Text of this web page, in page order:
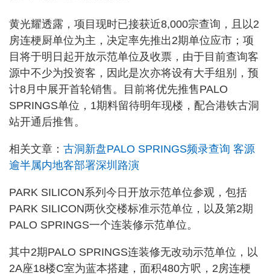
黄光耀透露，项目现时已接获近8,000宗查询，且以2
房连梗厨单位为主，决定率先推出2期单位应市；项
目将于明日起开放示范单位及收票，由于目前查询客
源中不少为投资客，因此是次亦将设有大手组别，预
计8月中展开首轮销售。目前将优先推售PALO
SPRINGS单位，1期料留待明年现楼，配合港铁古洞
站开通后推售。
相关文章： 古洞新盘PALO SPRINGS频录查询 客源
逾半属内地客部署深圳路演
PARK SILICON系列今日开放示范单位参观，包括
PARK SILICON两伙交楼标准示范单位，以及第2期
PALO SPRINGS一个连装修示范单位。
其中2期PALO SPRINGS连装修无改动示范单位，以
2A座18楼C室为蓝本搭建，面积480方呎，2房连梗